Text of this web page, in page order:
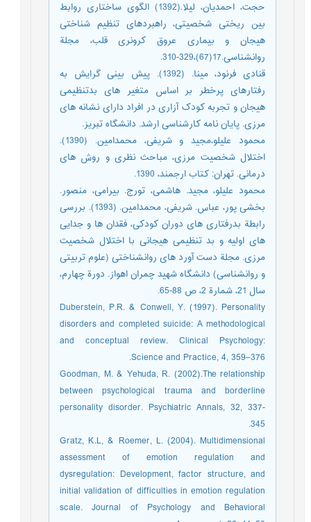
حجت، احمدیان، لیلا.(1392) الگوی ساختاری روابط
بین ریختی شخصیتی، راهبردهای تنظیم شناختی
هیجان و بیماری عروق کرونری قلب، مجلة
روانشناسی.17(67)،329-310.
قنادی فرنود، مینا. (1392). پیش بینی گرایش به
رفتارهای پرخطر بر اساس متغیر های بدتنظیمی
هیجان و تجربه کودک آزاری در افراد دارای نشانه های
مرزی. پایان نامه کارشناسی ارشد. دانشگاه تبریز.
محمود علیلو،مجید و شریفی، محمدامین. (1390).
اختلال شخصیت مرزی، مباحث نظری و روش های
درمانی. تهران: کتاب ارجمند، 1390.
محمود علیلو، مجید. هاشمی، تورج. بیرامی، منصور.
بخشی پور، عباس. شریفی، محمدامین. (1393). بررسی
رابطة بدرفتاری های دوران کودکی، فقدان ها و جدایی
های اولیه و بد تنظیمی هیجانی با اختلال شخصیت
مرزی. مجلة دست آورد های روانشناختی (علوم تربیتی
و روانشناسی) دانشگاه شهید چمران اهواز. دورة چهارم،
سال 21، شمارة 2، ص 88-65.
Duberstein, P.R. & Conwell, Y. (1997). Personality
disorders and completed suicide: A methodological
and conceptual review. Clinical Psychology:
Science and Practice, 4, 359–376.
Goodman, M. & Yehuda, R. (2002).The relationship
between psychological trauma and borderline
personality disorder. Psychiatric Annals, 32, 337-
345.
Gratz, K.L, & Roemer, L. (2004). Multidimensional
assessment of emotion regulation and
dysregulation: Development, factor structure, and
initial validation of difficulties in emotion regulation
scale. Journal of Psychology and Behavioral